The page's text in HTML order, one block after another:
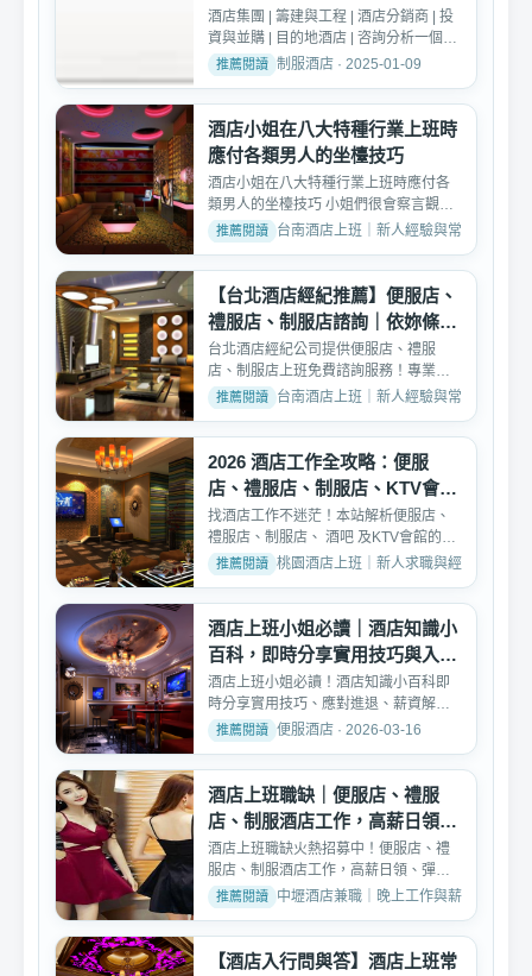
酒店集團 | 籌建與工程 | 酒店分銷商 | 投
資與並購 | 目的地酒店 | 咨詢分析一個有
觀點的酒店資...制服酒店 · 2025-01-09
酒店小姐在八大特種行業上班時
應付各類男人的坐檯技巧
酒店小姐在八大特種行業上班時應付各
類男人的坐檯技巧 小姐們很會察言觀
色，依照男人的類型，和...
台南酒店上班｜新人經驗與常見問題 ·
【台北酒店經紀推薦】便服店、
禮服店、制服店諮詢｜依妳條件
安排最適合店家
台北酒店經紀公司提供便服店、禮服
店、制服店上班免費諮詢服務！專業經
紀一對一評估，依妳的條件...
台南酒店上班｜新人經驗與常見問題 ·
2026 酒店工作全攻略：便服
店、禮服店、制服店、KTV會館
職缺與薪資分析
找酒店工作不迷茫！本站解析便服店、
禮服店、制服店、 酒吧 及KTV會館的真
實工作內容、薪資結構...
桃園酒店上班｜新人求職與經驗交流 ·
酒店上班小姐必讀｜酒店知識小
百科，即時分享實用技巧與入行
須知
酒店上班小姐必讀！酒店知識小百科即
時分享實用技巧、應對進退、薪資解析
與紅牌心法。從入行須知...
便服酒店 · 2026-03-16
酒店上班職缺｜便服店、禮服
店、制服酒店工作，高薪日領彈
性排班
酒店上班職缺火熱招募中！便服店、禮
服店、制服酒店工作，高薪日領、彈性
排班、無經驗可免費培訓...
中壢酒店兼職｜晚上工作與薪資討論 ·
【酒店入行問與答】酒店上班常